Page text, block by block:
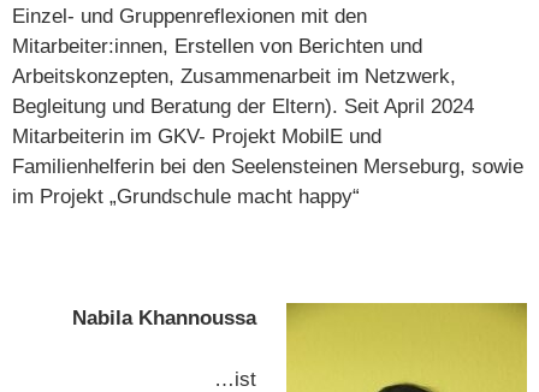
Einzel- und Gruppenreflexionen mit den
Mitarbeiter:innen, Erstellen von Berichten und
Arbeitskonzepten, Zusammenarbeit im Netzwerk,
Begleitung und Beratung der Eltern). Seit April 2024
Mitarbeiterin im GKV- Projekt MobilE und
Familienhelferin bei den Seelensteinen Merseburg, sowie
im Projekt „Grundschule macht happy“
Nabila Khannoussa
…ist